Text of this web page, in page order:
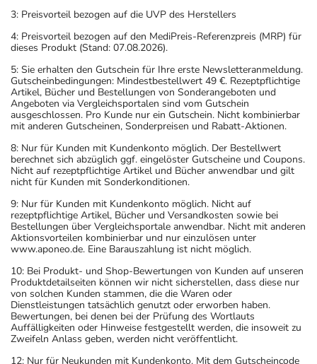
3: Preisvorteil bezogen auf die UVP des Herstellers
4: Preisvorteil bezogen auf den MediPreis-Referenzpreis (MRP) für
dieses Produkt (Stand: 07.08.2026).
5: Sie erhalten den Gutschein für Ihre erste Newsletteranmeldung.
Gutscheinbedingungen: Mindestbestellwert 49 €. Rezeptpflichtige
Artikel, Bücher und Bestellungen von Sonderangeboten und
Angeboten via Vergleichsportalen sind vom Gutschein
ausgeschlossen. Pro Kunde nur ein Gutschein. Nicht kombinierbar
mit anderen Gutscheinen, Sonderpreisen und Rabatt-Aktionen.
8: Nur für Kunden mit Kundenkonto möglich. Der Bestellwert
berechnet sich abzüglich ggf. eingelöster Gutscheine und Coupons.
Nicht auf rezeptpflichtige Artikel und Bücher anwendbar und gilt
nicht für Kunden mit Sonderkonditionen.
9: Nur für Kunden mit Kundenkonto möglich. Nicht auf
rezeptpflichtige Artikel, Bücher und Versandkosten sowie bei
Bestellungen über Vergleichsportale anwendbar. Nicht mit anderen
Aktionsvorteilen kombinierbar und nur einzulösen unter
www.aponeo.de. Eine Barauszahlung ist nicht möglich.
10: Bei Produkt- und Shop-Bewertungen von Kunden auf unseren
Produktdetailseiten können wir nicht sicherstellen, dass diese nur
von solchen Kunden stammen, die die Waren oder
Dienstleistungen tatsächlich genutzt oder erworben haben.
Bewertungen, bei denen bei der Prüfung des Wortlauts
Auffälligkeiten oder Hinweise festgestellt werden, die insoweit zu
Zweifeln Anlass geben, werden nicht veröffentlicht.
12: Nur für Neukunden mit Kundenkonto. Mit dem Gutscheincode